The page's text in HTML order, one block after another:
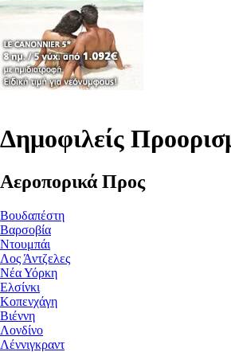
Δημοφιλείς
Αεροπορικά Προς
Βουδαπέστη
Βαρσοβία
Ντουμπάι
Λος Άντζελες
Νέα Υόρκη
Ελσίνκι
Κοπενχάγη
Βιέννη
Λονδίνο
Λέννιγκραντ